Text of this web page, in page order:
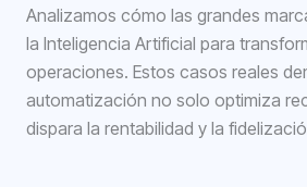
Analizamos cómo las grandes
la Inteligencia Artificial para
operaciones. Estos casos reales
automatización no solo optimiza
dispara la rentabilidad y la